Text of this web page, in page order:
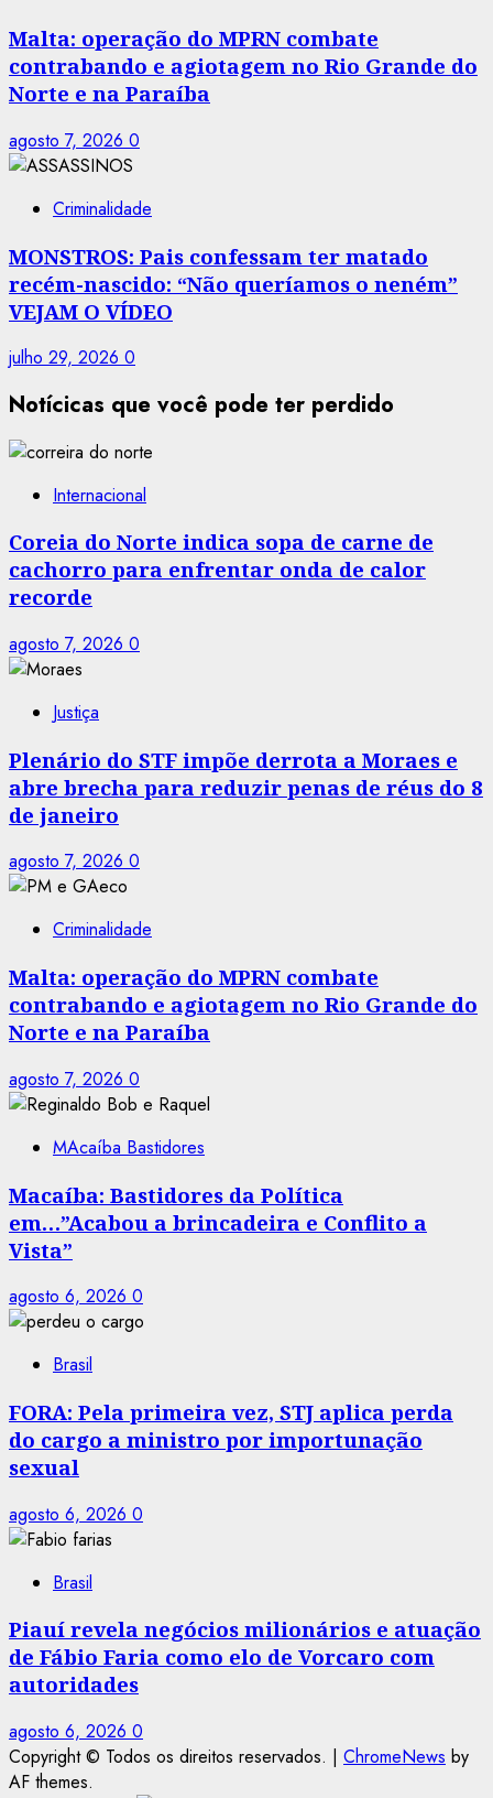
Malta: operação do MPRN combate
contrabando e agiotagem no Rio Grande do
Norte e na Paraíba
agosto 7, 2026 0
Criminalidade
MONSTROS: Pais confessam ter matado
recém-nascido: “Não queríamos o neném”
VEJAM O VÍDEO
julho 29, 2026 0
Notícicas que você pode ter perdido
Internacional
Coreia do Norte indica sopa de carne de
cachorro para enfrentar onda de calor
recorde
agosto 7, 2026 0
Justiça
Plenário do STF impõe derrota a Moraes e
abre brecha para reduzir penas de réus do 8
de janeiro
agosto 7, 2026 0
Criminalidade
Malta: operação do MPRN combate
contrabando e agiotagem no Rio Grande do
Norte e na Paraíba
agosto 7, 2026 0
MAcaíba Bastidores
Macaíba: Bastidores da Política
em…”Acabou a brincadeira e Conflito a
Vista”
agosto 6, 2026 0
Brasil
FORA: Pela primeira vez, STJ aplica perda
do cargo a ministro por importunação
sexual
agosto 6, 2026 0
Brasil
Piauí revela negócios milionários e atuação
de Fábio Faria como elo de Vorcaro com
autoridades
agosto 6, 2026 0
Copyright © Todos os direitos reservados. | ChromeNews by
AF themes.